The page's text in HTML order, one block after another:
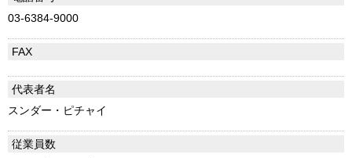
03-6384-9000
FAX
代表者名
スンダー・ピチャイ
従業員数